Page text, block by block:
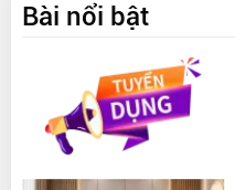
Bài nổi bật